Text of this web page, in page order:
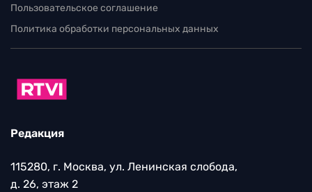
Пользовательское соглашение
Политика обработки персональных данных
Редакция
115280, г. Москва, ул. Ленинская слобода,
д. 26, этаж 2